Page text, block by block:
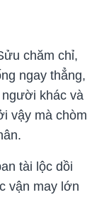
chăm chỉ,
ngay thẳng,
khác và
vậy mà chòm
tài lộc dồi
vận may lớn